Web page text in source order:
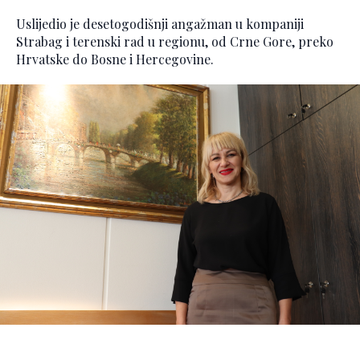
Uslijedio je desetogodišnji angažman u kompaniji
Strabag i terenski rad u regionu, od Crne Gore, preko
Hrvatske do Bosne i Hercegovine.